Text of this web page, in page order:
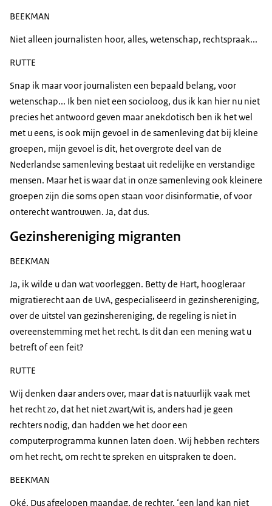
BEEKMAN
Niet alleen journalisten hoor, alles, wetenschap, rechtspraak...
RUTTE
Snap ik maar voor journalisten een bepaald belang, voor
wetenschap... Ik ben niet een socioloog, dus ik kan hier nu niet
precies het antwoord geven maar anekdotisch ben ik het wel
met u eens, is ook mijn gevoel in de samenleving dat bij kleine
groepen, mijn gevoel is dit, het overgrote deel van de
Nederlandse samenleving bestaat uit redelijke en verstandige
mensen. Maar het is waar dat in onze samenleving ook kleinere
groepen zijn die soms open staan voor disinformatie, of voor
onterecht wantrouwen. Ja, dat dus.
Gezinshereniging migranten
BEEKMAN
Ja, ik wilde u dan wat voorleggen. Betty de Hart, hoogleraar
migratierecht aan de UvA, gespecialiseerd in gezinshereniging,
over de uitstel van gezinshereniging, de regeling is niet in
overeenstemming met het recht. Is dit dan een mening wat u
betreft of een feit?
RUTTE
Wij denken daar anders over, maar dat is natuurlijk vaak met
het recht zo, dat het niet zwart/wit is, anders had je geen
rechters nodig, dan hadden we het door een
computerprogramma kunnen laten doen. Wij hebben rechters
om het recht, om recht te spreken en uitspraken te doen.
BEEKMAN
Oké. Dus afgelopen maandag, de rechter, ‘een land kan niet